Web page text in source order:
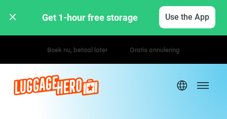
Get 1-hour free storage Use the App
Uur- / dagtarieven